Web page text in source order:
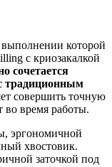
которой
с криозакалкой
сочетается
традиционным
совершить точную
во время работы.
эргономичной
хвостовик.
заточкой под